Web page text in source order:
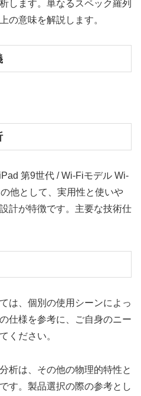
します。単なるスペック羅列
の意味を解説します。
第9世代 / Wi-Fiモデル Wi-
他として、実用性と使いや
計が特徴です。主要な技術仕
は、個別の使用シーンによっ
仕様を参考に、ご自身のニー
ください。
析は、その他の物理的特性と
す。製品選択の際の参考とし